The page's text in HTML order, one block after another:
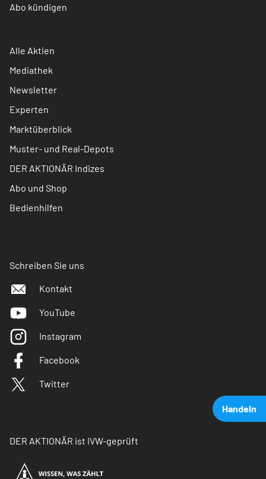
Handeln
Abo kündigen
Alle Aktien
Mediathek
Newsletter
Experten
Marktüberblick
Muster- und Real-Depots
DER AKTIONÄR Indizes
Abo und Shop
Bedienhilfen
Schreiben Sie uns
Kontakt
YouTube
Instagram
Facebook
Twitter
DER AKTIONÄR ist IVW-geprüft